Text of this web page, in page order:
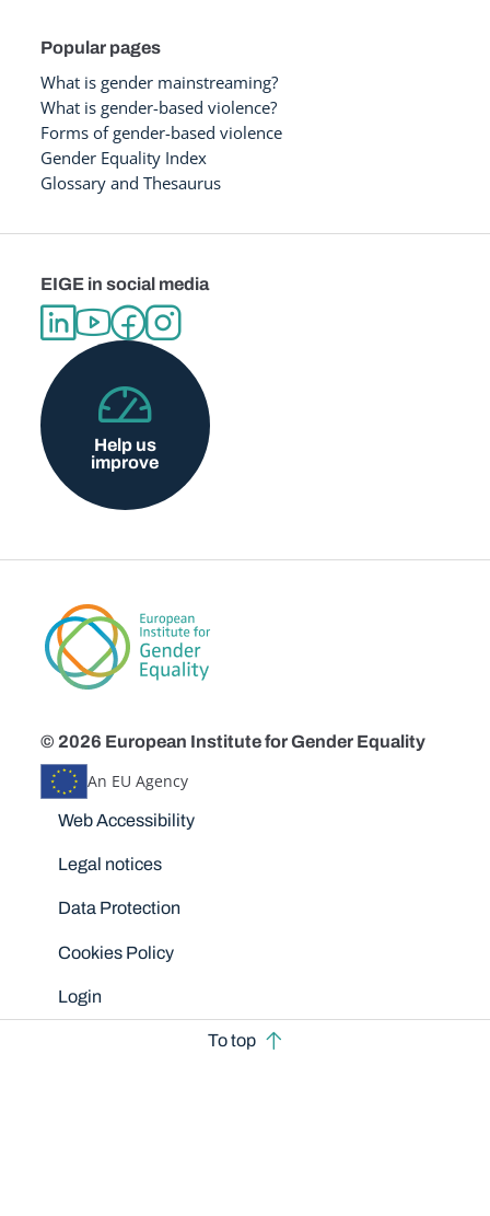
Popular pages
What is gender mainstreaming?
What is gender-based violence?
Forms of gender-based violence
Gender Equality Index
Glossary and Thesaurus
EIGE in social media
Help us
improve
© 2026 European Institute for Gender Equality
An EU Agency
Disclaimers
Web Accessibility
Legal notices
Data Protection
Cookies Policy
Login
To top